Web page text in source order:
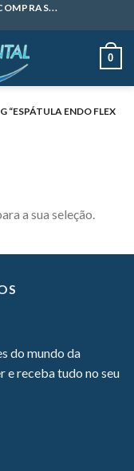
0
“ESPÁTULA ENDO FLEX
a sua seleção.
do mundo da
e receba tudo no seu